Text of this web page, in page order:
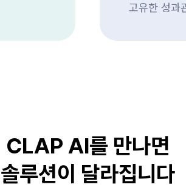
고유한 성과
CLAP AI를 만나면
솔루션이 달라집니다